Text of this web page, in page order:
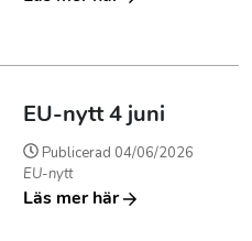
EU-nytt 4 juni
Publicerad 04/06/2026
EU-nytt
Läs mer här